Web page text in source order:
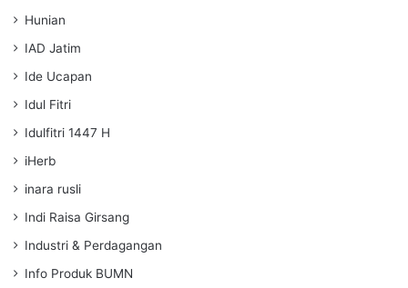
Hunian
IAD Jatim
Ide Ucapan
Idul Fitri
Idulfitri 1447 H
iHerb
inara rusli
Indi Raisa Girsang
Industri & Perdagangan
Info Produk BUMN